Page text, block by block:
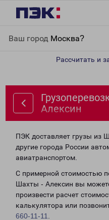
Ваш город Москва?
Рассчитать и
Алексин
ПЭК доставляет грузы из
другие города России
авиатранспортом.
С примерной стоимостью
Шахты - Алексин вы
произвести расчет
калькулятора или
660-11-11